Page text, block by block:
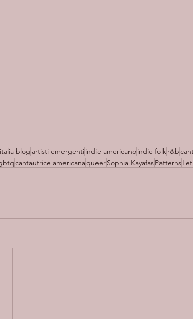
blog artisti emergentiindie americanoindie folkr&b
cantautrice americanaqueerSophia KayafasPatterns